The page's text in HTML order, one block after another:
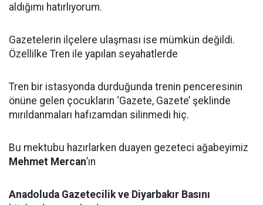
aldığımı hatırlıyorum.
Gazetelerin ilçelere ulaşması ise mümkün değildi.
Özellilke Tren ile yapılan seyahatlerde
Tren bir istasyonda durduğunda trenin penceresinin
önüne gelen çocukların ‘Gazete, Gazete’ şeklinde
mırıldanmaları hafızamdan silinmedi hiç.
Bu mektubu hazırlarken duayen gezeteci ağabeyimiz
Mehmet Mercan’ın
Anadoluda Gazetecilik ve Diyarbakır Basını